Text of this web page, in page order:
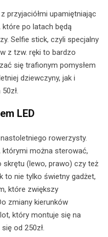
przyjaciółmi upamiętniając
które po latach będą
Selfie stick, czyli specjalny
z tzw. ręki to bardzo
się trafionym pomysłem
dziewczyny, jak i
LED
rowerzysty.
którymi można sterować,
skrętu (lewo, prawo) czy też
to nie tylko świetny gadżet,
które zwiększy
zmiany kierunków
który montuje się na
od 250zł.